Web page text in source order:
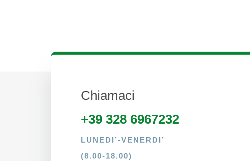
Chiamaci
+39 328 6967232
LUNEDI’-VENERDI’
(8.00-18.00)